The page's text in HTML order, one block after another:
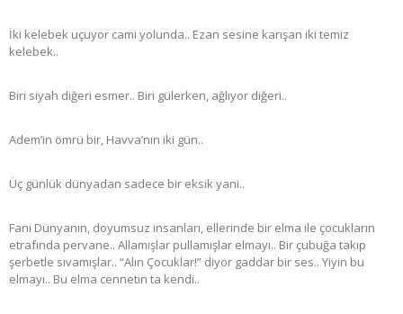
İki kelebek uçuyor cami yolunda.. Ezan sesine karışan iki temiz
kelebek..
Biri siyah diğeri esmer.. Biri gülerken, ağlıyor diğeri..
Adem’in ömrü bir, Havva’nın iki gün..
Üç günlük dünyadan sadece bir eksik yani..
Fani Dünyanın, doyumsuz insanları, ellerinde bir elma ile çocukların
etrafında pervane.. Allamışlar pullamışlar elmayı.. Bir çubuğa takıp
şerbetle sıvamışlar.. “Alın Çocuklar!” diyor gaddar bir ses.. Yiyin bu
elmayı.. Bu elma cennetin ta kendi..